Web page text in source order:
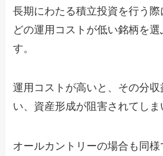
長期にわたる積立投資を行う
どの運用コストが低い銘柄を
す。
運用コストが高いと、その分収
い、資産形成が阻害されてしま
オールカントリーの場合も同